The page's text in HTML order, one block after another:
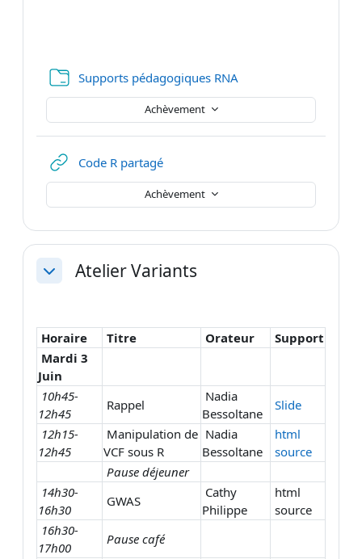
Supports pédagogiques RNA
Achèvement
Code R partagéURL
Achèvement
ReplierAtelier Variants
Horaire Titre Orateur
Support
Mardi 3
Juin
10h45-
12h45
Rappel
Nadia
Bessoltane
Slide
12h15-
12h45
Manipulation de
VCF sous R
Nadia
Bessoltane
html
source
Pause déjeuner
14h30-
16h30
GWAS
Cathy
Philippe
html
source
16h30-
17h00
Pause café